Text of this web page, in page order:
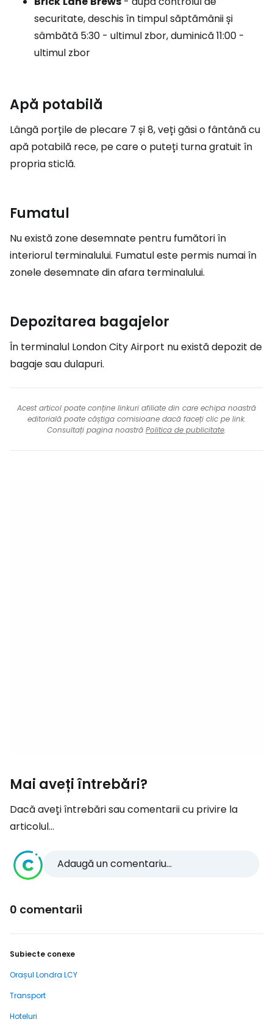
securitate, deschis în timpul săptămânii și
sâmbătă 5:30 - ultimul zbor, duminică 11:00 -
ultimul zbor
Apă potabilă
Lângă porțile de plecare 7 și 8, veți găsi o fântână cu
apă potabilă rece, pe care o puteți turna gratuit în
propria sticlă.
Fumatul
Nu există zone desemnate pentru fumători în
interiorul terminalului. Fumatul este permis numai în
zonele desemnate din afara terminalului.
Depozitarea bagajelor
În terminalul London City Airport nu există depozit de
bagaje sau dulapuri.
Acest articol poate conține linkuri afiliate din care echipa noastră
editorială poate câștiga comisioane dacă faceți clic pe link.
Consultați pagina noastră Politica de publicitate.
Mai aveți întrebări?
Dacă aveți întrebări sau comentarii cu privire la
articolul...
Adaugă un comentariu...
0 comentarii
Subiecte conexe
Orașul Londra LCY
Transport
Hoteluri